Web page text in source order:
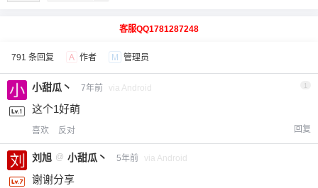
客服QQ1781287248
791 条回复 A 作者 M 管理员
小甜瓜丶 7年前 via Android 1
这个1好萌
喜欢 反对 回复
刘旭 @ 小甜瓜丶 5年前 via Android
谢谢分享